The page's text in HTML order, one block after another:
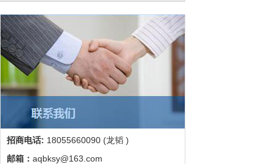
招商电话: 18055660090 (龙韬 )
邮箱： aqbksy@163.com